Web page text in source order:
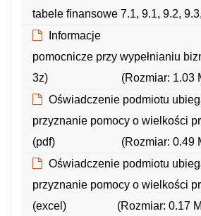
tabele finansowe 7.1, 9.1, 9.2,
Informacje
pomocnicze przy wypełnianiu
3z)
(Rozmiar: 1.03
Oświadczenie podmiotu
przyznanie pomocy o wielkości
(pdf)
(Rozmiar: 0.49
Oświadczenie podmiotu
przyznanie pomocy o wielkości
(excel)
(Rozmiar: 0.17